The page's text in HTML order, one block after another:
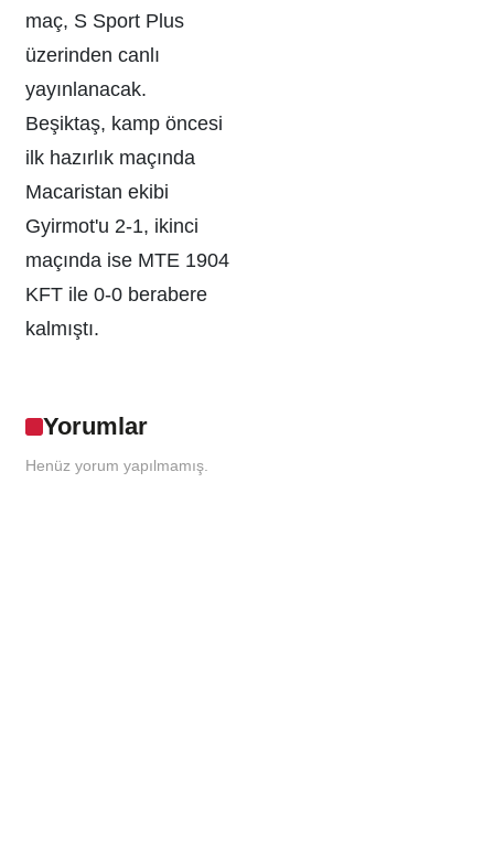
maç, S Sport Plus
üzerinden canlı
yayınlanacak.
Beşiktaş, kamp öncesi
ilk hazırlık maçında
Macaristan ekibi
Gyirmot'u 2-1, ikinci
maçında ise MTE 1904
KFT ile 0-0 berabere
kalmıştı.
Yorumlar
Henüz yorum yapılmamış.